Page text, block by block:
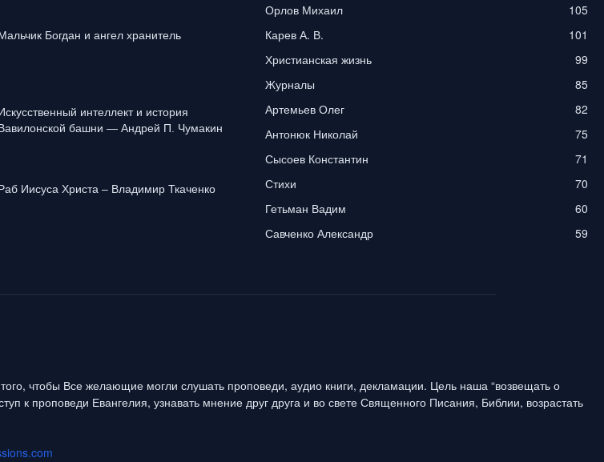
Богдан и ангел хранитель
интеллект и история
башни — Андрей П. Чумакин
Иисуса Христа – Владимир Ткаченко
Орлов Михаил
105
Карев А. В.
101
Христианская жизнь
99
Журналы
85
Артемьев Олег
82
Антонюк Николай
75
Сысоев Константин
71
Стихи
70
Гетьман Вадим
60
Савченко Александр
59
чтобы Все желающие могли слушать проповеди, аудио книги, декламации. Цель наша “возвещать о
к проповеди Евангелия, узнавать мнение друг друга и во свете Священного Писания, Библии, возрастать